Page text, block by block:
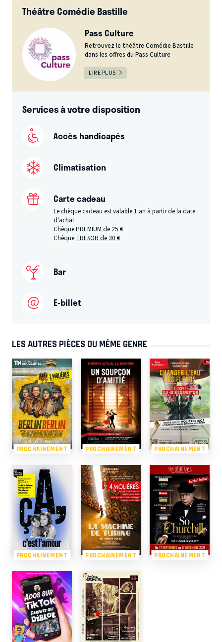
Théâtre Comédie Bastille
Pass Culture
Retrouvez le théâtre Comédie Bastille
dans les offres du Pass Culture
LIRE PLUS
Services à votre disposition
Accès handicapés
Climatisation
Carte cadeau
Le chèque cadeau est valable 1 an à partir de la date
d'achat.
ChèquePREMIUM de 25 €
Chèque TRESOR de 30 €
Bar
E-billet
LES AUTRES PIÈCES DU MÊME GENRE
PROCHAINEMENT PROCHAINEMENT PROCHAINEMENT
PROCHAINEMENT PROCHAINEMENT PROCHAINEMENT